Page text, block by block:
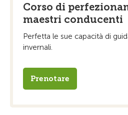
Corso di
maestri conducenti
Perfetta le sue capacità di
invernali.
Prenotare